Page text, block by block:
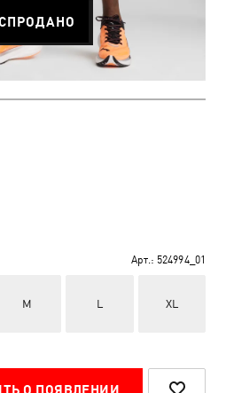
Арт.: 524994_01
M L XL
О ПОЯВЛЕНИИ